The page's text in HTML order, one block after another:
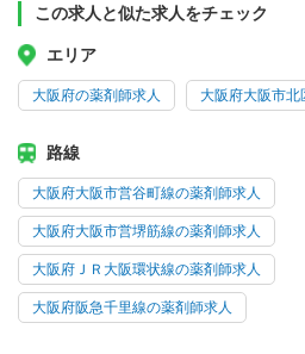
この求人と似た求人をチェック
エリア
大阪府の薬剤師求人 大阪府大阪市北
路線
大阪府大阪市営谷町線の薬剤師求人
大阪府大阪市営堺筋線の薬剤師求人
大阪府ＪＲ大阪環状線の薬剤師求人
大阪府阪急千里線の薬剤師求人